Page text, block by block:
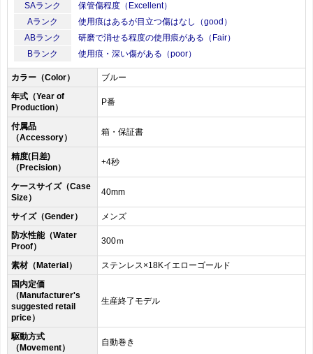
SAランク
保管傷程度（Excellent）
Aランク
使用痕はあるが目立つ傷はなし（good）
ABランク
研磨で消せる程度の使用痕がある（Fair）
Bランク
使用痕・深い傷がある（poor）
カラー（Color）
ブルー
年式（Year of
Production）
P番
付属品
（Accessory）
箱・保証書
精度(日差)
（Precision）
+4秒
ケースサイズ（Case
Size）
40mm
サイズ（Gender）
メンズ
防水性能（Water
Proof）
300ｍ
素材（Material）
ステンレス×18Kイエローゴールド
国内定価
（Manufacturer's
suggested retail
price）
生産終了モデル
駆動方式
（Movement）
自動巻き